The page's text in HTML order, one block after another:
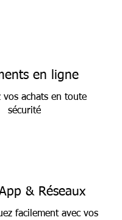
en ligne
vos achats en toute
sécurité
& Réseaux
facilement avec vos